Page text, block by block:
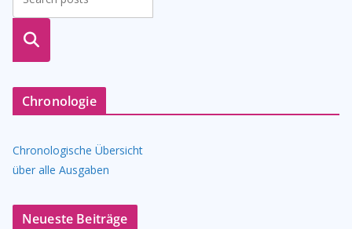
suche
Chronologie
Chronologische Übersicht
über alle Ausgaben
Neueste Beiträge